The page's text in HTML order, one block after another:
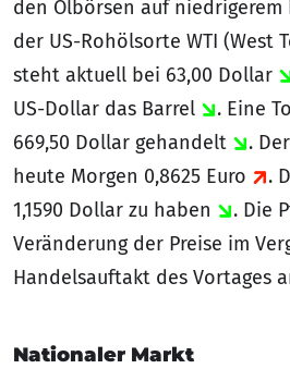
den Ölbörsen auf niedrigerem
der US-Rohölsorte WTI (West
steht aktuell bei 63,00 Dollar
US-Dollar das Barrel
. Eine
669,50 Dollar gehandelt
.
heute Morgen 0,8625 Euro
.
1,1590 Dollar zu haben
. Die
Veränderung der Preise im
Handelsauftakt des Vortages
Nationaler Markt